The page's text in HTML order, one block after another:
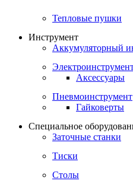
Тепловые пушки
Инструмент
Аккумуляторный
Аксессуары
Пневмоинструмент
Гайковерты
Специальное
Заточные станки
Тиски
Столы